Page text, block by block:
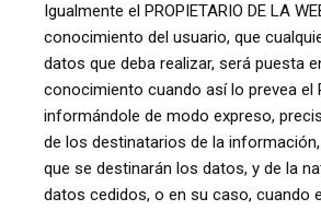
Igualmente el PROPIETARIO DE LA
conocimiento del usuario, que
datos que deba realizar, será puesta
conocimiento cuando así lo prevea el
informándole de modo expreso,
de los destinatarios de la
que se destinarán los datos, y de la
datos cedidos, o en su caso, cuando